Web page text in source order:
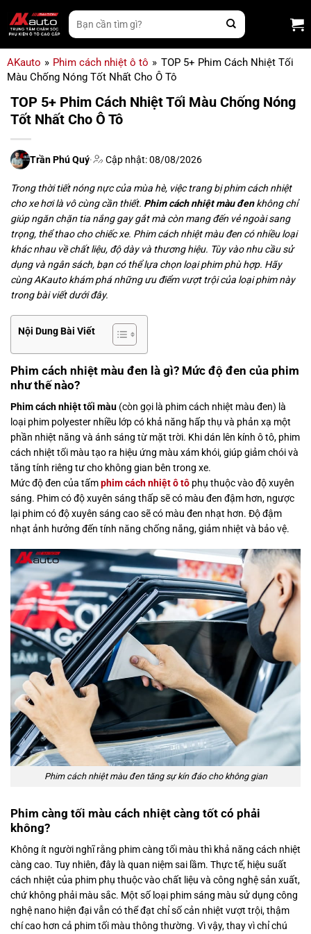
qua
nội
Tìm
kiếm:
AKauto » Phim cách nhiệt ô tô » TOP 5+ Phim Cách Nhiệt Tối
Màu Chống Nóng Tốt Nhất Cho Ô Tô
TOP 5+ Phim Cách Nhiệt Tối Màu Chống Nóng
Tốt Nhất Cho Ô Tô
Trần Phú Quý· Cập nhật: 08/08/2026
Trong thời tiết nóng nực của mùa hè, việc trang bị phim cách nhiệt
cho xe hơi là vô cùng cần thiết. Phim cách nhiệt màu đenkhông chỉ
giúp ngăn chặn tia nắng gay gắt mà còn mang đến vẻ ngoài sang
trọng, thể thao cho chiếc xe. Phim cách nhiệt màu đen có nhiều loại
khác nhau về chất liệu, độ dày và thương hiệu. Tùy vào nhu cầu sử
dụng và ngân sách, bạn có thể lựa chọn loại phim phù hợp. Hãy
cùng AKauto khám phá những ưu điểm vượt trội của loại phim này
trong bài viết dưới đây.
Nội Dung Bài Viết
Phim cách nhiệt màu đen là gì? Mức độ đen của phim
như thế nào?
Phim cách nhiệt tối màu (còn gọi là phim cách nhiệt màu đen) là
loại phim polyester nhiều lớp có khả năng hấp thụ và phản xạ một
phần nhiệt năng và ánh sáng từ mặt trời. Khi dán lên kính ô tô, phim
cách nhiệt tối màu tạo ra hiệu ứng màu xám khói, giúp giảm chói và
tăng tính riêng tư cho không gian bên trong xe.
Mức độ đen của tấmphim cách nhiệt ô tô phụ thuộc vào độ xuyên
sáng. Phim có độ xuyên sáng thấp sẽ có màu đen đậm hơn, ngược
lại phim có độ xuyên sáng cao sẽ có màu đen nhạt hơn. Độ đậm
nhạt ảnh hưởng đến tính năng chống nắng, giảm nhiệt và bảo vệ.
Phim cách nhiệt màu đen tăng sự kín đáo cho không gian
Phim càng tối màu cách nhiệt càng tốt có phải
không?
Không ít người nghĩ rằng phim càng tối màu thì khả năng cách nhiệt
càng cao. Tuy nhiên, đây là quan niệm sai lầm. Thực tế, hiệu suất
cách nhiệt của phim phụ thuộc vào chất liệu và công nghệ sản xuất,
chứ không phải màu sắc. Một số loại phim sáng màu sử dụng công
nghệ nano hiện đại vẫn có thể đạt chỉ số cản nhiệt vượt trội, thậm
chí cao hơn cả phim tối màu thông thường. Vì vậy, thay vì chỉ chú